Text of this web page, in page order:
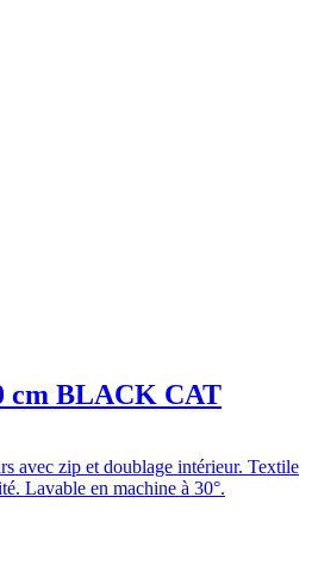
cm BLACK CAT
avec zip et doublage intérieur. Textile
Lavable en machine à 30°.